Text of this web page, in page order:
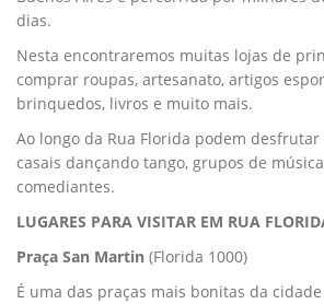
dias.
Nesta encontraremos muitas lojas de
comprar roupas, artesanato, artigos
brinquedos, livros e muito mais.
Ao longo da Rua Florida podem
casais dançando tango, grupos de
comediantes.
LUGARES PARA VISITAR EM RUA
Praça San Martin (Florida 1000)
É uma das praças mais bonitas da